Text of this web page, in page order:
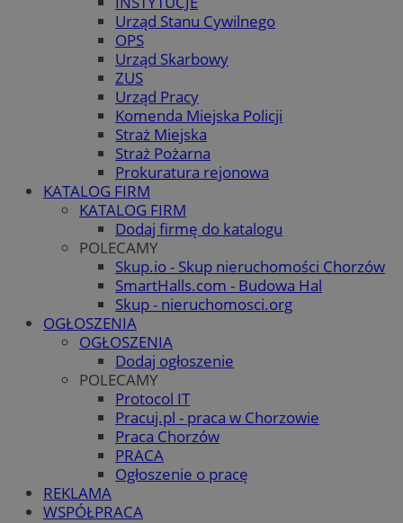
Urząd Stanu Cywilnego
OPS
Urząd Skarbowy
ZUS
Urząd Pracy
Komenda Miejska Policji
Straż Miejska
Straż Pożarna
Prokuratura rejonowa
KATALOG FIRM
KATALOG FIRM
Dodaj firmę do katalogu
POLECAMY
Skup.io - Skup nieruchomości Chorzów
SmartHalls.com - Budowa Hal
Skup - nieruchomosci.org
OGŁOSZENIA
OGŁOSZENIA
Dodaj ogłoszenie
POLECAMY
Protocol IT
Pracuj.pl - praca w Chorzowie
Praca Chorzów
PRACA
Ogłoszenie o pracę
REKLAMA
WSPÓŁPRACA